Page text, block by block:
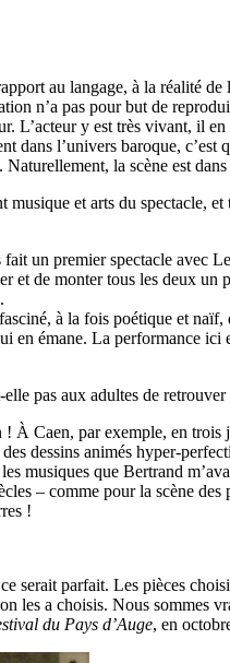
au langage, à la réalité
n’a pas pour but de
L’acteur y est très vivant, il
dans l’univers baroque,
la scène est
et arts du spectacle, et
un premier spectacle avec
et de monter tous les deux
à la fois poétique et
en émane. La performance
pas aux adultes de
À Caen, par exemple, en trois
dessins animés hyper-
musiques que Bertrand
– comme pour la scène
!
serait parfait. Les pièces
les a choisis. Nous
du Pays d’Auge, en